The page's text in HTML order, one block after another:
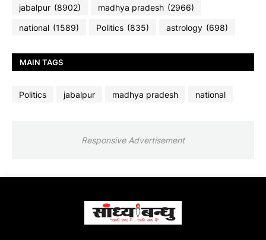
jabalpur (8902) madhya pradesh (2966)
national (1589) Politics (835) astrology (698)
MAIN TAGS
Politics jabalpur madhya pradesh national
Responsive Advertisement